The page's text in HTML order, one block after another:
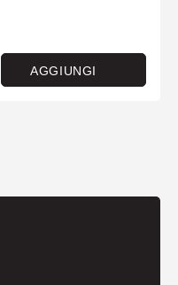
AGGIUNGI